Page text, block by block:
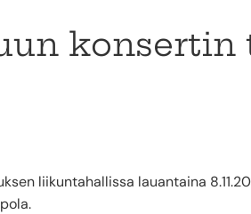
konsertin
liikuntahallissa lauantaina